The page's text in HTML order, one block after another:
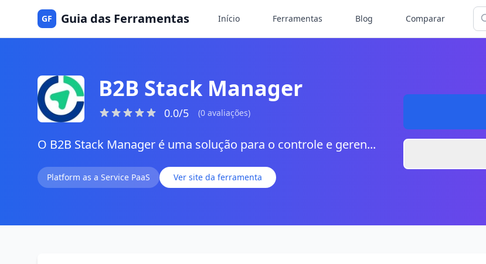
GF Guia das Ferramentas Início Ferramentas Blog Comparar
B2B Stack Manager
0.0/5 (0 avaliações)
O B2B Stack Manager é uma solução para o controle e geren...
Platform as a Service PaaS Ver site da ferramenta